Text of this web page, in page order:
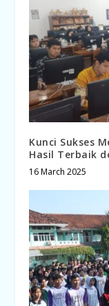
Kunci Sukses
Hasil Terbaik
16 March 2025